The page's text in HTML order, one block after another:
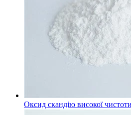
Оксид скандію високої чистоти